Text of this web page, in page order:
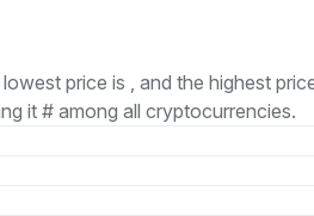
price is , and the highest
it # among all cryptocurrencies.